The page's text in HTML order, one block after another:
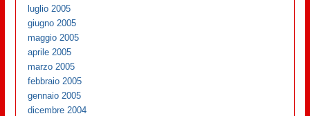
luglio 2005
giugno 2005
maggio 2005
aprile 2005
marzo 2005
febbraio 2005
gennaio 2005
dicembre 2004